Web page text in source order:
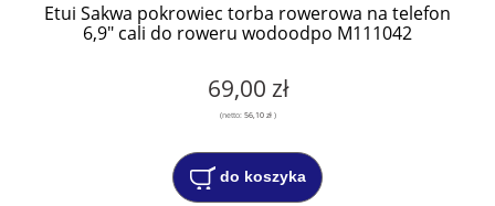
Etui Sakwa pokrowiec torba rowerowa na telefon
6,9" cali do roweru wodoodpo M111042
69,00 zł
(netto: 56,10 zł)
do koszyka